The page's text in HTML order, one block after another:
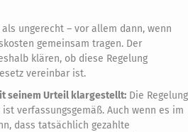
ungerecht – vor allem dann, wenn
gemeinsam tragen. Der
klären, ob diese Regelung
vereinbar ist.
seinem Urteil klargestellt: Die Regelung
verfassungsgemäß. Auch wenn es im
dass tatsächlich gezahlte